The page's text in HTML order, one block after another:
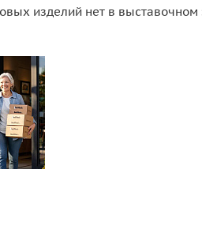
изделий нет в